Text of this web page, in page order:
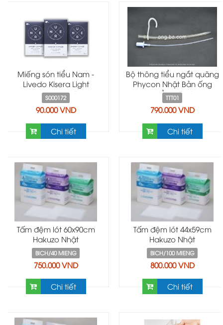
Miếng són tiểu Nam -
Livedo Kisera Light
Incontinence Pad
S000172
90.000 VND
Chi tiết
Bộ thông tiểu ngắt quãng
Phycon Nhật Bản ống
thẳng -Self
Catheterization
TTT01
790.000 VND
Chi tiết
Tấm đệm lót 60x90cm
Hakuzo Nhật
BICH/40 MIENG
750.000 VND
Chi tiết
Tấm đệm lót 44x59cm
Hakuzo Nhật
BICH/100 MIENG
800.000 VND
Chi tiết